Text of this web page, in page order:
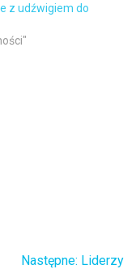
z udźwigiem do
Następne: Liderzy